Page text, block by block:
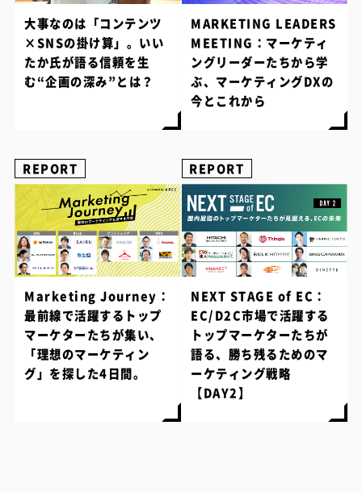
大事なのは「コンテンツ
×SNSの掛け算」。いい
たか氏が語る信頼を生
む“企画の深み”とは？
MARKETING LEADERS
MEETING：マーケティ
ングリーダーたちから学
ぶ、マーケティングDXの
今とこれから
REPORT
Marketing Journey：
最前線で活躍するトップ
マーケターたちが集い、
「理想のマーケティン
グ」を探した4日間。
REPORT
NEXT STAGE of EC：
EC/D2C市場で活躍する
トップマーケターたちが
語る、勝ち残るためのマ
ーケティング戦略
【DAY2】